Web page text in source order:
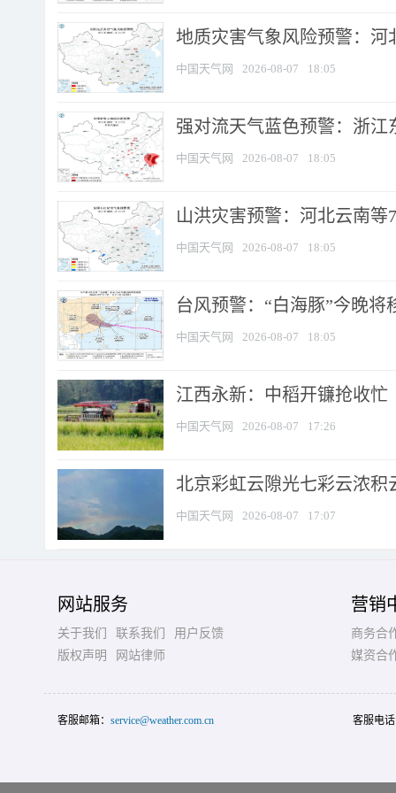
地质灾害气象风险预警：河
中国天气网 2026-08-07 18:05
强对流天气蓝色预警：浙江
中国天气网 2026-08-07 18:05
山洪灾害预警：河北云南
中国天气网 2026-08-07 18:05
台风预警：“白海豚”今晚将
中国天气网 2026-08-07 18:05
江西永新：中稻开镰抢收忙
中国天气网 2026-08-07 17:26
北京彩虹云隙光七彩云浓积
中国天气网 2026-08-07 17:07
网站服务
关于我们 联系我们
用户反馈
版权声明
网站律师
营销
商务合
媒资合
客服邮箱： service@weather.com.cn 客服电